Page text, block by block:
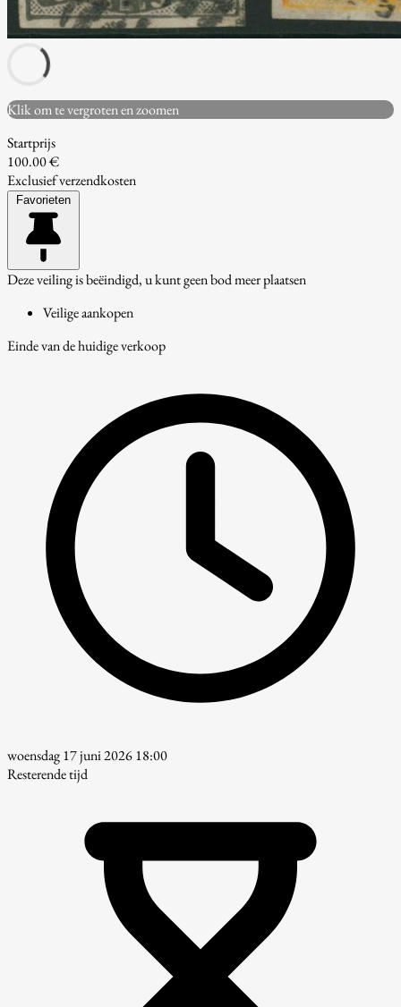
Klik om te vergroten en zoomen
Startprijs
100.00 €
Exclusief verzendkosten
Favorieten
Deze veiling is beëindigd, u kunt geen bod meer plaatsen
Veilige aankopen
Einde van de huidige verkoop
woensdag 17 juni 2026 18:00
Resterende tijd